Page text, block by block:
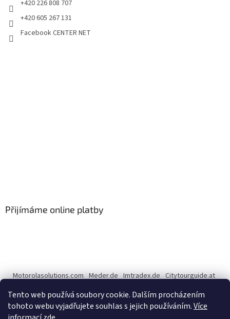
Tento web používá soubory cookie. Dalším procházením
tohoto webu vyjadřujete souhlas s jejich používáním.Více
+420 226 808 707
+420 605 267 131
Facebook CENTER NET
Přijímáme online platby
Motorolasolutions.com Meder.de Imtradex.de Citytourguide.at